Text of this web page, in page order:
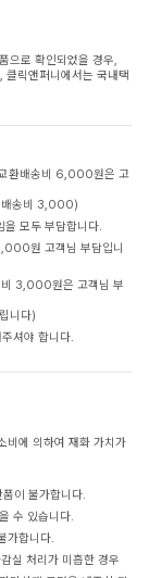
으로 확인되었을 경우,
클릭앤퍼니에서는 국내택
교환배송비 6,000원은 고
배송비 3,000)
모두 부담합니다.
원 고객님 부담입니
비 3,000원은 고객님 부
니다)
셔야 합니다.
비에 의하여 재화 가치가
이 불가합니다.
수 있습니다.
가합니다.
실 처리가 미흡한 경우